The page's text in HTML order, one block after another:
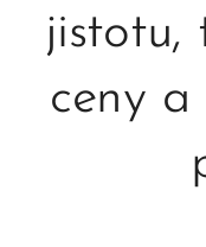
jistotu,
ceny